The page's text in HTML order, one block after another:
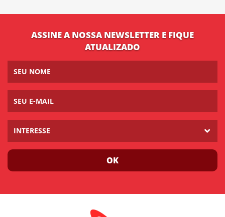
ASSINE A NOSSA NEWSLETTER E FIQUE
ATUALIZADO
INTERESSE
OK